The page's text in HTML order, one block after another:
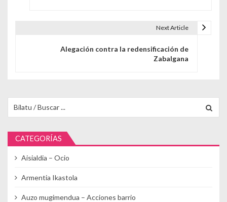
Next Article
Alegación contra la redensificación de
Zabalgana
CATEGORÍAS
Aisialdia – Ocio
Armentia Ikastola
Auzo mugimendua – Acciones barrio